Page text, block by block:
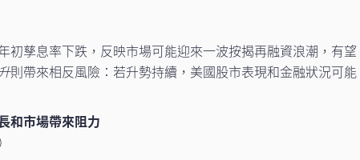
初孳息率下跌，反映市場可能迎來一波按揭再融資浪潮，有望
則帶來相反風險：若升勢持續，美國股市表現和金融狀況可能
和市場帶來阻力